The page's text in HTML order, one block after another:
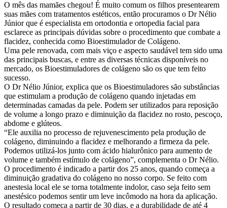
O mês das mamães chegou! É muito comum os filhos presentearem
suas mães com tratamentos estéticos, então procuramos o Dr Nélio
Júnior que é especialista em ortodontia e ortopedia facial para
esclarece as principais dúvidas sobre o procedimento que combate a
flacidez, conhecida como Bioestimulador de Colágeno.
Uma pele renovada, com mais viço e aspecto saudável tem sido uma
das principais buscas, e entre as diversas técnicas disponíveis no
mercado, os Bioestimuladores de colágeno são os que tem feito
sucesso.
O Dr Nélio Júnior, explica que os Bioestimuladores são substâncias
que estimulam a produção de colágeno quando injetadas em
determinadas camadas da pele. Podem ser utilizados para reposição
de volume a longo prazo e diminuição da flacidez no rosto, pescoço,
abdome e glúteos.
“Ele auxilia no processo de rejuvenescimento pela produção de
colágeno, diminuindo a flacidez e melhorando a firmeza da pele.
Podemos utilizá-los junto com ácido hialurônico para aumento de
volume e também estímulo de colágeno”, complementa o Dr Nélio.
O procedimento é indicado a partir dos 25 anos, quando começa a
diminuição gradativa do colágeno no nosso corpo. Se feito com
anestesia local ele se torna totalmente indolor, caso seja feito sem
anestésico podemos sentir um leve incômodo na hora da aplicação.
O resultado começa a partir de 30 dias, e a durabilidade de até 4